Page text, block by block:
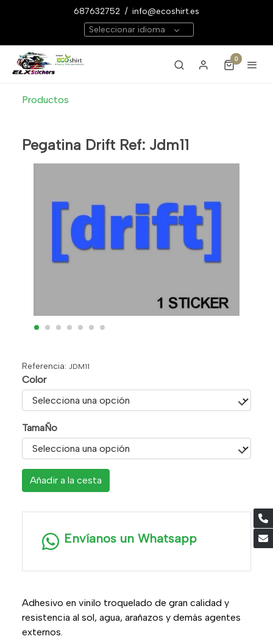
687632752 / info@ecoshirt.es
Seleccionar idioma
0
Productos
Pegatina Drift Ref: Jdm11
Referencia: JDM11
Color
TamaÑo
Añadir a la cesta
Envíanos un Whatsapp
Adhesivo en vinilo troquelado de gran calidad y
resistencia al sol, agua, arañazos y demás agentes
externos.